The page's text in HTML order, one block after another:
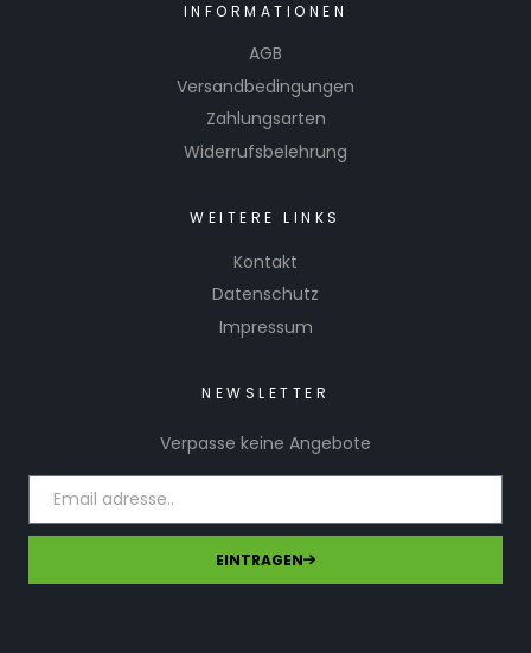
INFORMATIONEN
AGB
Versandbedingungen
Zahlungsarten
Widerrufsbelehrung
WEITERE LINKS
Kontakt
Datenschutz
Impressum
NEWSLETTER
Verpasse keine Angebote
EINTRAGEN